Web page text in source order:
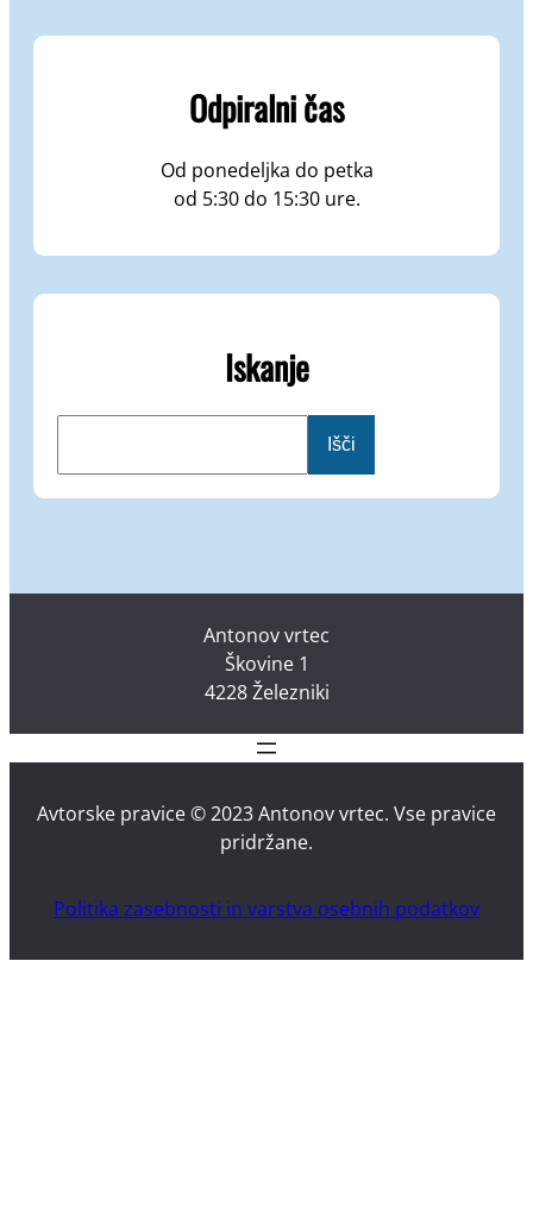
Odpiralni čas
Od ponedeljka do petka
od 5:30 do 15:30 ure.
Iskanje
Išči
Antonov vrtec
Škovine 1
4228 Železniki
Avtorske pravice © 2023 Antonov vrtec. Vse pravice
pridržane.
Politika zasebnosti in varstva osebnih podatkov